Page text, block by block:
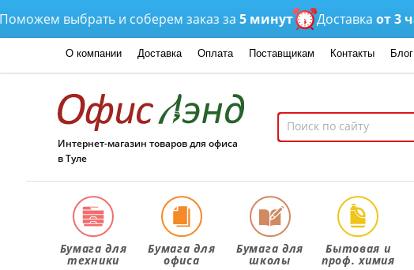
выбрать и соберем заказ за5 минут Доставкаот 3 часов
О компании Доставка Оплата Поставщикам Контакты Блог
Интернет-магазин товаров для офиса
в Туле
Бумага для
техники
Бумага для
офиса
Бумага для
школы
Бытовая и
проф. химия